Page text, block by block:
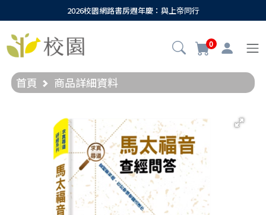
2026校園網路書房週年慶：與上帝同行
0
首頁 商品詳細資料